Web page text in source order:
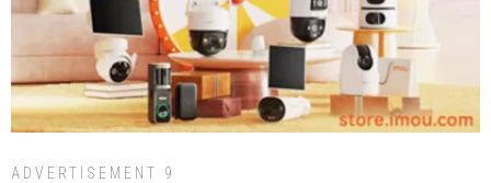
ADVERTISEMENT 9